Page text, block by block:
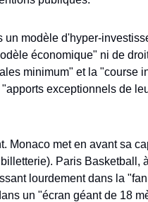
modèle d'hyper-
économique" ni de
minimum" et la "course
exceptionnels de
Monaco met en avant sa
Paris Basketball,
lourdement dans la
un "écran géant de 18